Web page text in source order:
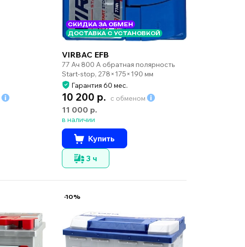
СКИДКА ЗА ОБМЕН
ДОСТАВКА С УСТАНОВКОЙ
VIRBAC EFB
77 Ач 800 А обратная полярность
Start-stop, 278×175×190 мм
Гарантия 60 мес.
10 200 р. с обменом
11 000 р.
в наличии
Купить
3 ч
-10%